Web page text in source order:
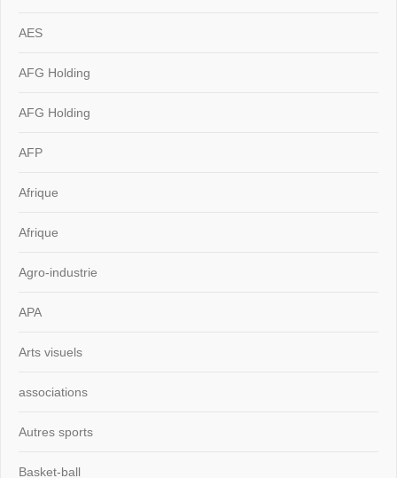
AES
AFG Holding
AFG Holding
AFP
Afrique
Afrique
Agro-industrie
APA
Arts visuels
associations
Autres sports
Basket-ball